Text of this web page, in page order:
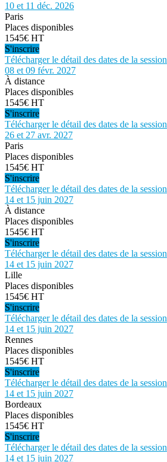
10 et 11 déc. 2026
Paris
Places disponibles
1545€ HT
S'inscrire
Télécharger le détail des dates de la session
08 et 09 févr. 2027
À distance
Places disponibles
1545€ HT
S'inscrire
Télécharger le détail des dates de la session
26 et 27 avr. 2027
Paris
Places disponibles
1545€ HT
S'inscrire
Télécharger le détail des dates de la session
14 et 15 juin 2027
À distance
Places disponibles
1545€ HT
S'inscrire
Télécharger le détail des dates de la session
14 et 15 juin 2027
Lille
Places disponibles
1545€ HT
S'inscrire
Télécharger le détail des dates de la session
14 et 15 juin 2027
Rennes
Places disponibles
1545€ HT
S'inscrire
Télécharger le détail des dates de la session
14 et 15 juin 2027
Bordeaux
Places disponibles
1545€ HT
S'inscrire
Télécharger le détail des dates de la session
14 et 15 juin 2027